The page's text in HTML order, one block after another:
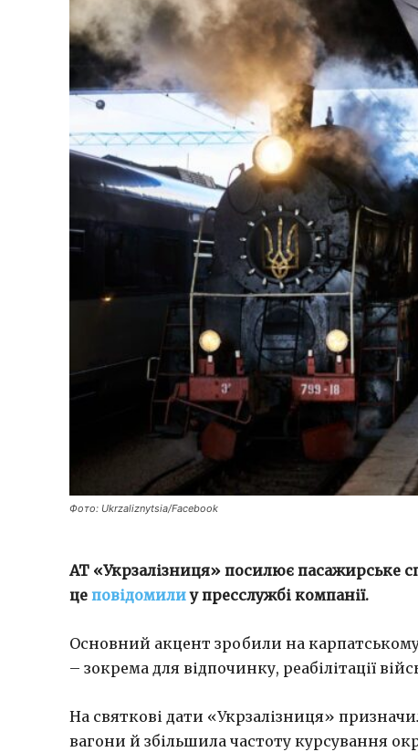
Фото: Ukrzaliznytsia/Facebook
АТ «Укрзалізниця» посилює пасажирське
це повідомилиу пресслужбі компанії.
Основний акцент зробили на
– зокрема для відпочинку, реабілітації
На святкові дати «Укрзалізниця»
вагони й збільшила частоту курсування